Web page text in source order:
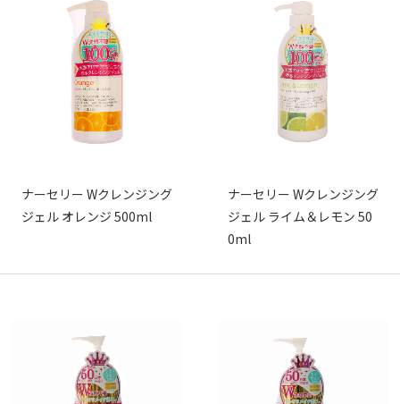
ナーセリー Wクレンジング
ジェル オレンジ 500ml
ナーセリー Wクレンジング
ジェル ライム＆レモン 50
0ml